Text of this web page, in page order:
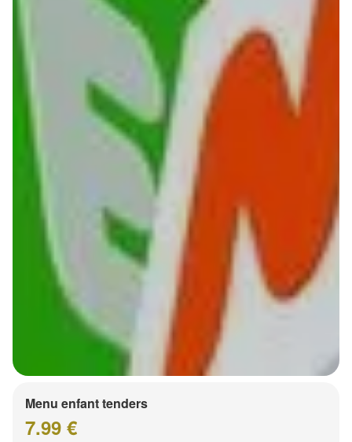
Menu enfant tenders
7.99 €